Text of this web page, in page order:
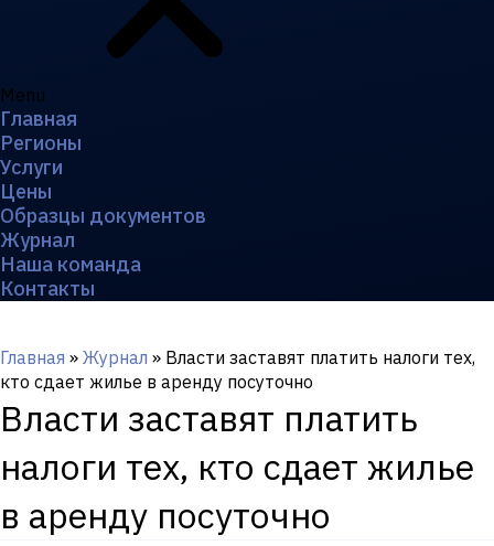
Menu
Главная
Регионы
Услуги
Цены
Образцы документов
Журнал
Наша команда
Контакты
Главная » Журнал » Власти заставят платить налоги тех,
кто сдает жилье в аренду посуточно
Власти заставят платить
налоги тех, кто сдает жилье
в аренду посуточно